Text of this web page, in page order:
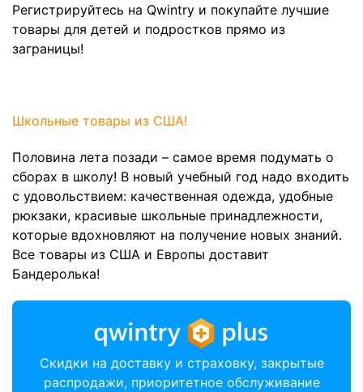
Регистрируйтесь на Qwintry и покупайте лучшие
товары для детей и подростков прямо из
заграницы!
Школьные товары из США!
Половина лета позади – самое время подумать о
сборах в школу! В новый учебный год надо входить
с удовольствием: качественная одежда, удобные
рюкзаки, красивые школьные принадлежности,
которые вдохновляют на получение новых знаний.
Все товары из США и Европы доставит
Бандеролька!
Скидки на доставку и страховку, закрытые
распродажи, приоритетное обслуживание